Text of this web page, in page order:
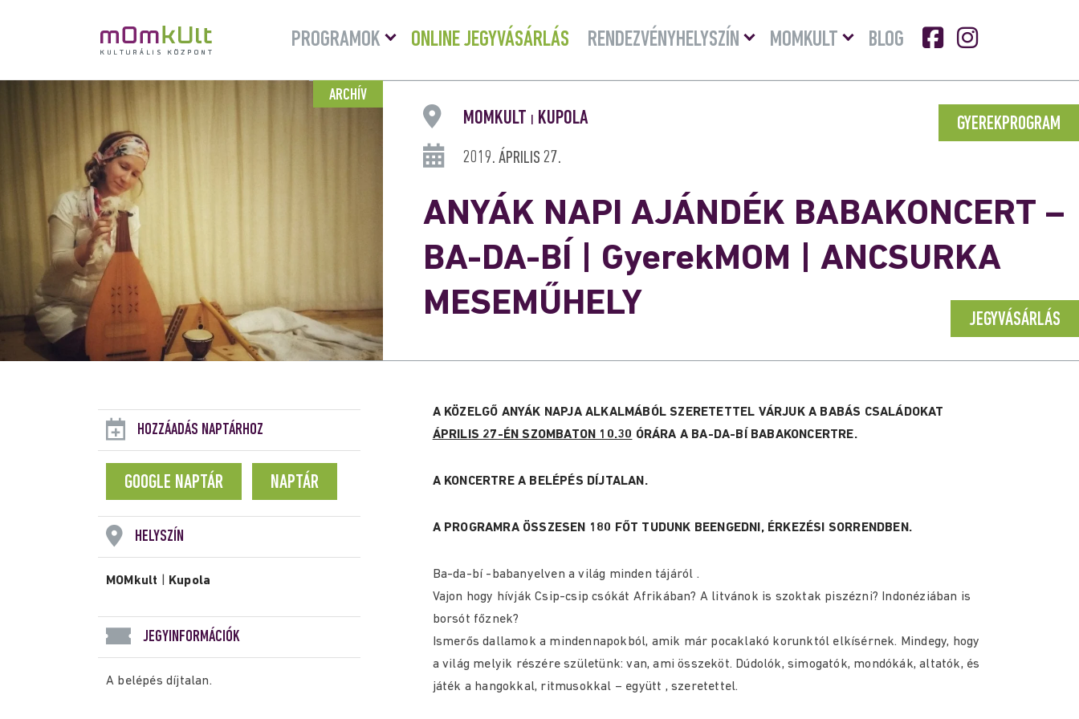
PROGRAMOK
Menü
lenyitása
ONLINE JEGYVÁSÁRLÁS RENDEZVÉNYHELYSZÍN
Menü
lenyitásaMOMKULT
Menü
lenyitása
BLOG
ARCHÍV
GYEREKPROGRAM
MOMKULT KUPOLA
2019. ÁPRILIS 27.
ANYÁK NAPI AJÁNDÉK BABAKONCERT –
BA-DA-BÍ | GyerekMOM | ANCSURKA
MESEMŰHELY
JEGYVÁSÁRLÁS
HOZZÁADÁS NAPTÁRHOZ
GOOGLE NAPTÁR NAPTÁR
HELYSZÍN
MOMkult Kupola
JEGYINFORMÁCIÓK
A belépés díjtalan.
A KÖZELGŐ ANYÁK NAPJA ALKALMÁBÓL SZERETETTEL VÁRJUK A BABÁS CSALÁDOKAT
ÁPRILIS 27-ÉN SZOMBATON 10.30 ÓRÁRA A BA-DA-BÍ BABAKONCERTRE.
A KONCERTRE A BELÉPÉS DÍJTALAN.
A PROGRAMRA ÖSSZESEN 180 FŐT TUDUNK BEENGEDNI, ÉRKEZÉSI SORRENDBEN.
Ba-da-bí -babanyelven a világ minden tájáról .
Vajon hogy hívják Csip-csip csókát Afrikában? A litvánok is szoktak piszézni? Indonéziában is
borsót főznek?
Ismerős dallamok a mindennapokból, amik már pocaklakó korunktól elkísérnek. Mindegy, hogy
a világ melyik részére születünk: van, ami összeköt. Dúdolók, simogatók, mondókák, altatók, és
játék a hangokkal, ritmusokkal – együtt , szeretettel.